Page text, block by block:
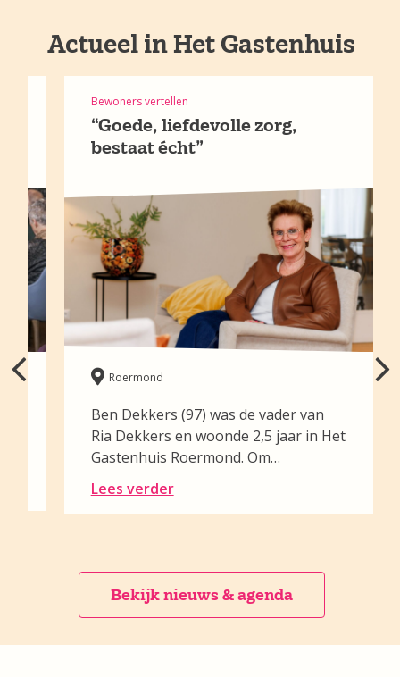
Actueel in Het Gastenhuis
Bewoners vertellen
“Goede, liefdevolle zorg,
bestaat écht”
Roermond
Ben Dekkers (97) was de vader van
Ria Dekkers en woonde 2,5 jaar in Het
Gastenhuis Roermond. Om…
Lees verder
Bekijk nieuws & agenda